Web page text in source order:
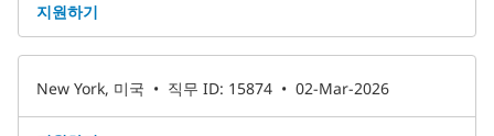
지원하기
New York, 미국 • 직무 ID: 15874 • 02-Mar-2026